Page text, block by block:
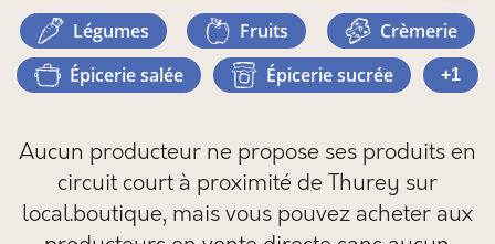
légumes fruits
crèmerie
épicerie salée
épicerie sucrée +1
Aucun producteur ne propose ses produits en
circuit court à proximité de Thurey sur
local.boutique, mais vous pouvez acheter aux